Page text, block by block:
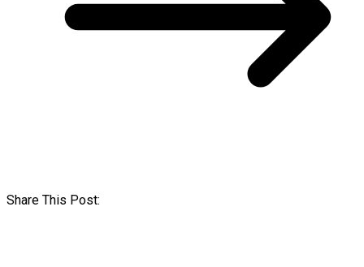
Share This Post: